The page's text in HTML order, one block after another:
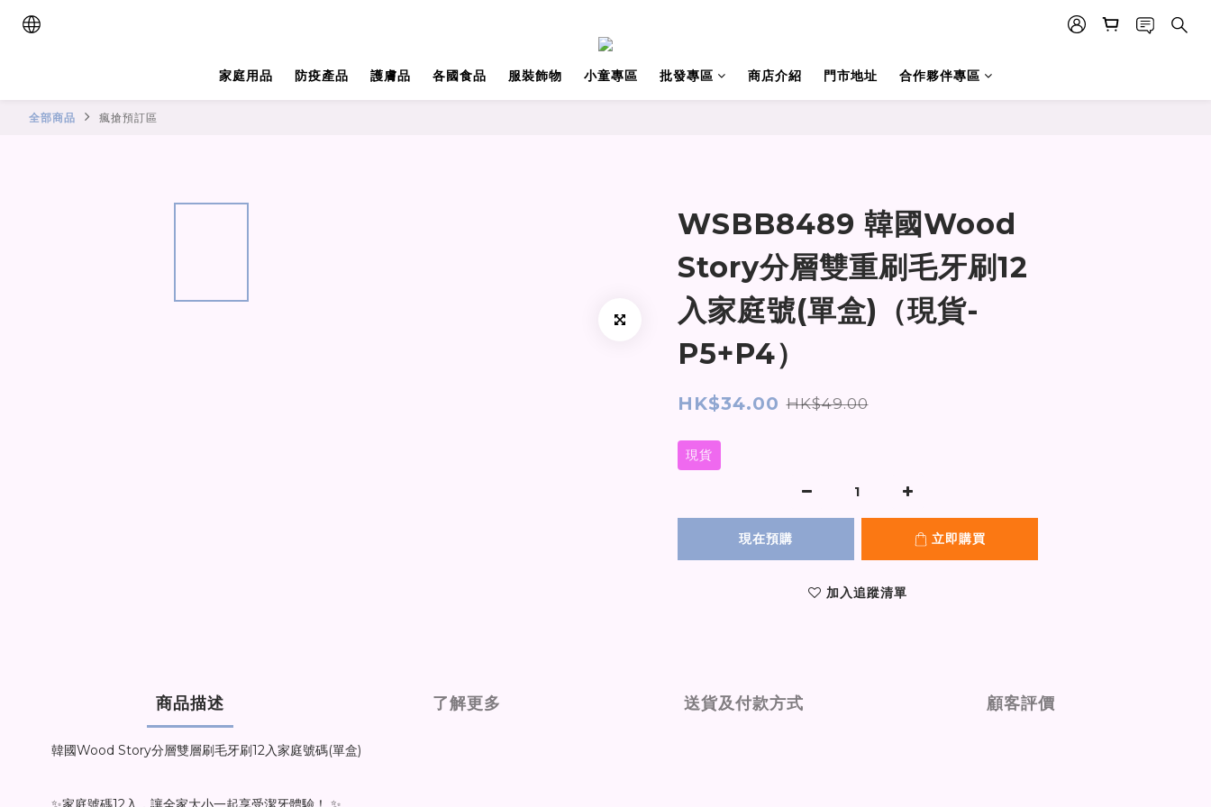
家庭用品 防疫產品 護膚品 各國食品 服裝飾物 小童專區 批發專區 商店介紹 門市地址 合作夥伴專區
全部商品 瘋搶預訂區
WSBB8489 韓國Wood
Story分層雙重刷毛牙刷12
入家庭號(單盒)（現貨-
P5+P4）
HK$34.00 HK$49.00
現貨
現在預購 立即購買
加入追蹤清單
商品描述 了解更多 送貨及付款方式 顧客評價
韓國Wood Story分層雙層刷毛牙刷12入家庭號碼(單盒)